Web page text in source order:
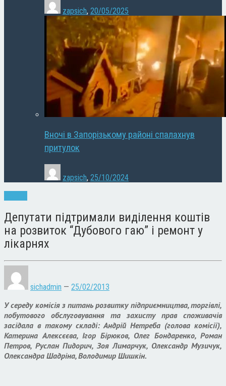
zapsich, 20/05/2025
Вночі в Запорізькому районі спалахнув
притулок
zapsich, 25/10/2024
Депутати підтримали виділення коштів
на розвиток “Дубового гаю” і ремонт у
лікарнях
sichadmin — 25/02/2013
У середу комісія з питань розвитку підприємництва, торгівлі,
побутового обслуговування та захисту прав споживачів
засідала в такому складі: Андрій Нетреба (голова комісії),
Катерина Алексєєва, Ігор Бірюков, Олег Бондаренко, Роман
Петров, Руслан Пидорич, Зоя Лимарчук, Олександр Музичук,
Олександра Шадріна, Володимир Шишкін.